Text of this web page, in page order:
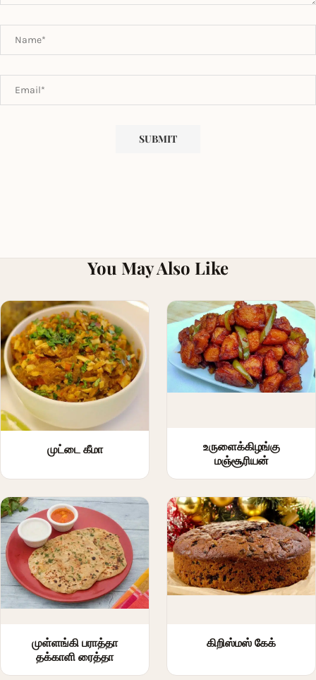
You May Also Like
முட்டை கீமா
உருளைக்கிழங்கு
மஞ்சூரியன்
முள்ளங்கி பராத்தா
தக்காளி ரைத்தா
கிறிஸ்மஸ் கேக்